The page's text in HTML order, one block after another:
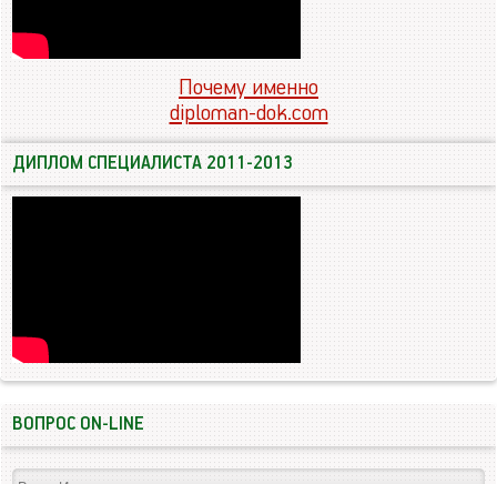
Почему именно
diploman-dok.com
ДИПЛОМ СПЕЦИАЛИСТА 2011-2013
ВОПРОС ON-LINE